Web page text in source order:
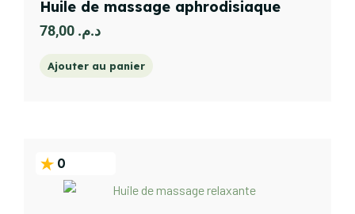
Huile de massage aphrodisiaque
د.م.
Ajouter au panier
0